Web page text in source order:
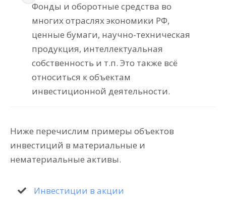
Фонды и оборотные средства во
многих отраслях экономики РФ,
ценные бумаги, научно-техническая
продукция, интеллектуальная
собственность и т.п. Это также всё
относиться к объектам
инвестиционной деятельности.
Ниже перечислим примеры объектов
инвестиций в материальные и
нематериальные активы.
Инвестиции в акции